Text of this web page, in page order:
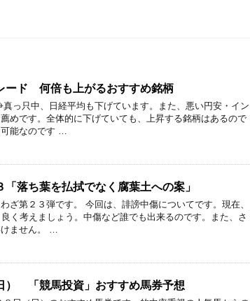
ド 何倍も上がるおすすめ銘柄
真っ只中、日経平均も下げています。また、悪い円安・イン
めです。全体的に下げていても、上昇する銘柄はあるので
能なのです …
落ち葉を払拭でなく腐葉土への案」
ざ第２３弾です。 今回は、誹謗中傷についてです。現在、
く考えましょう。中傷など誰でも出来るのです。また、さ
ません。 …
） 「競馬投資」おすすめ馬券予想